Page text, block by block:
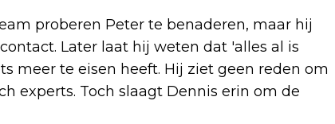
proberen Peter te benaderen, maar hij
Later laat hij weten dat 'alles al is
meer te eisen heeft. Hij ziet geen reden om
experts. Toch slaagt Dennis erin om de